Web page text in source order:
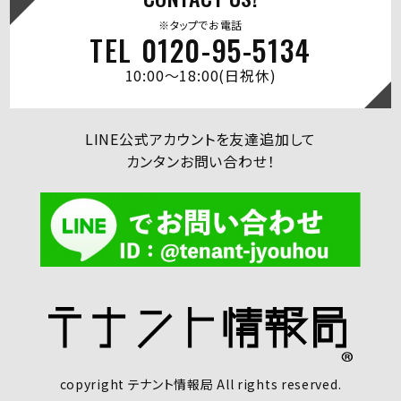
※タップでお電話
TEL 0120-95-5134
10:00～18:00(日祝休)
LINE公式アカウントを友達追加して
カンタンお問い合わせ！
copyright テナント情報局 All rights reserved.